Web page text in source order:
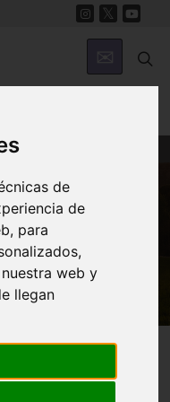
de
de
para
web y
llegan